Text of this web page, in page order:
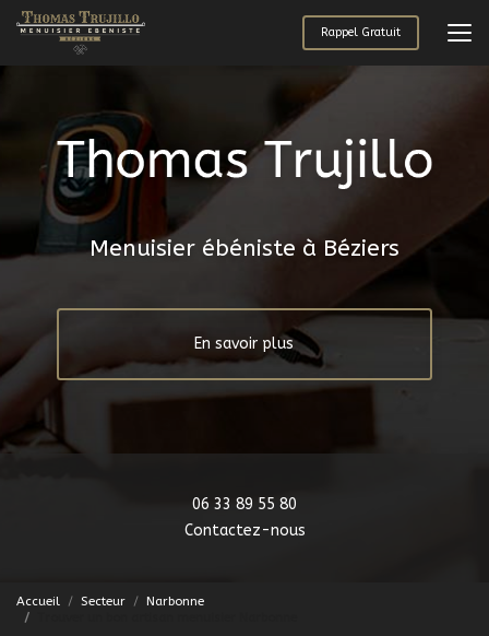
Aller
au
Rappel Gratuit
Menuisier ébéniste à Béziers
En savoir plus
06 33 89 55 80
Contactez-nous
Accueil Secteur
Narbonne